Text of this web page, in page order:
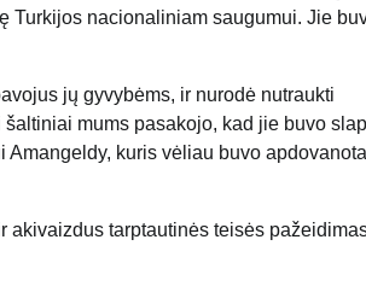
Turkijos nacionaliniam saugumui. Jie
jų gyvybėms, ir nurodė nutraukti
mums pasakojo, kad jie buvo
kuris vėliau buvo
akivaizdus tarptautinės teisės